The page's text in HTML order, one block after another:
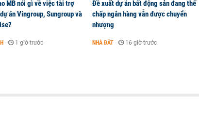
MB nói gì về việc tài trợ
án Vingroup, Sungroup và
- 1 giờ trước
Đề xuất dự án bất động sản đang thế
chấp ngân hàng vẫn được chuyển
nhượng
NHÀ ĐẤT - 16 giờ trước